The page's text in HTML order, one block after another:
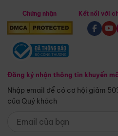
Chứng nhận
Đăng ký nhận thông tin khuyến
Nhập email để có cơ hội giảm
của Quý khách
Kết nối với